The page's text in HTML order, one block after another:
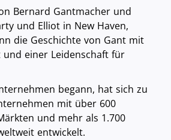
Bernard Gantmacher und
und Elliot in New Haven,
die Geschichte von Gant mit
einer Leidenschaft für
begann, hat sich zu
mit über 600
und mehr als 1.700
entwickelt.